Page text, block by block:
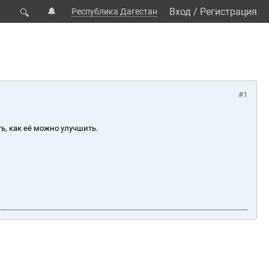
🔍 🔔 Республика Дагестан Вход / Регистрация
#1
как её можно улучшить.